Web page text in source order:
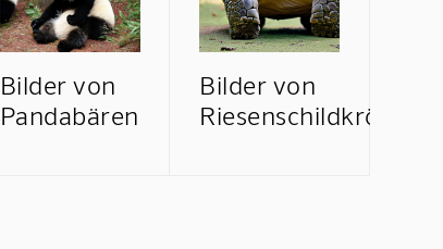
Mindverse Support
Online · KI-Assistent
Bilder von
Pandabären
Bilder von
Riesenschildkröten